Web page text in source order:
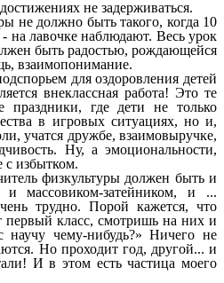
не задерживаться.
должно быть такого, когда 10
на лавочке наблюдают. Весь урок
быть радостью, рождающейся
взаимопонимание.
для оздоровления детей
внеклассная работа! Это те
праздники, где дети не только
в игровых ситуациях, но и,
учатся дружбе, взаимовыручке,
Ну, а эмоциональности,
с избытком.
физкультуры должен быть и
массовиком-затейником, и ...
трудно. Порой кажется, что
класс, смотришь на них и
чему-нибудь?» Ничего не
Но проходит год, другой... и
И в этом есть частица моего